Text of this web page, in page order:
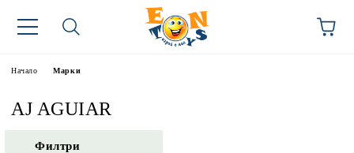
Начало Марки
AJ AGUIAR
Филтри